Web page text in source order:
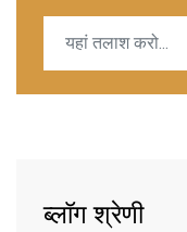
ब्लॉग श्रेणी